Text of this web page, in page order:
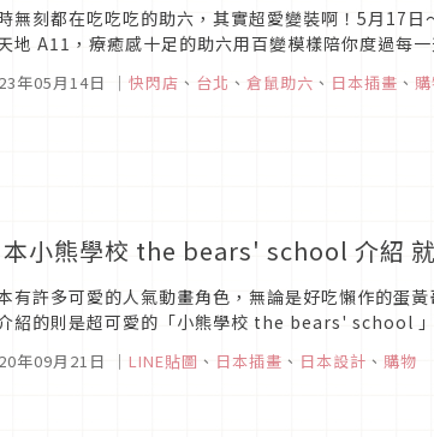
無刻都在吃吃吃的助六，其實超愛變裝啊！5月17
地 A11，療癒感十足的助六用百變模樣陪你度過每
年05月14日 ｜ 快閃店 、 台北 、 倉鼠助六 、 日本插畫 、
本小熊學校 the bears' school 介紹
有許多可愛的人氣動畫角色，無論是好吃懶作的蛋
紹的則是超可愛的「小熊學校 the bears' school
年09月21日 ｜ LINE貼圖 、 日本插畫 、 日本設計 、 購物